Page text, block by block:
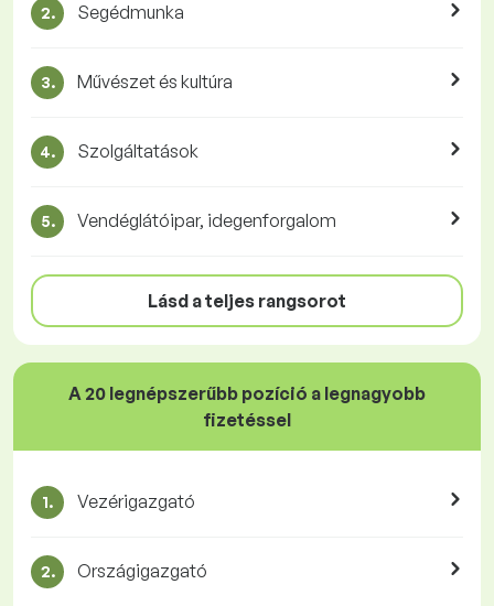
2. Segédmunka
3. Művészet és kultúra
4. Szolgáltatások
5. Vendéglátóipar, idegenforgalom
Lásd a teljes rangsorot
A 20 legnépszerűbb pozíció a legnagyobb
fizetéssel
1. Vezérigazgató
2. Országigazgató